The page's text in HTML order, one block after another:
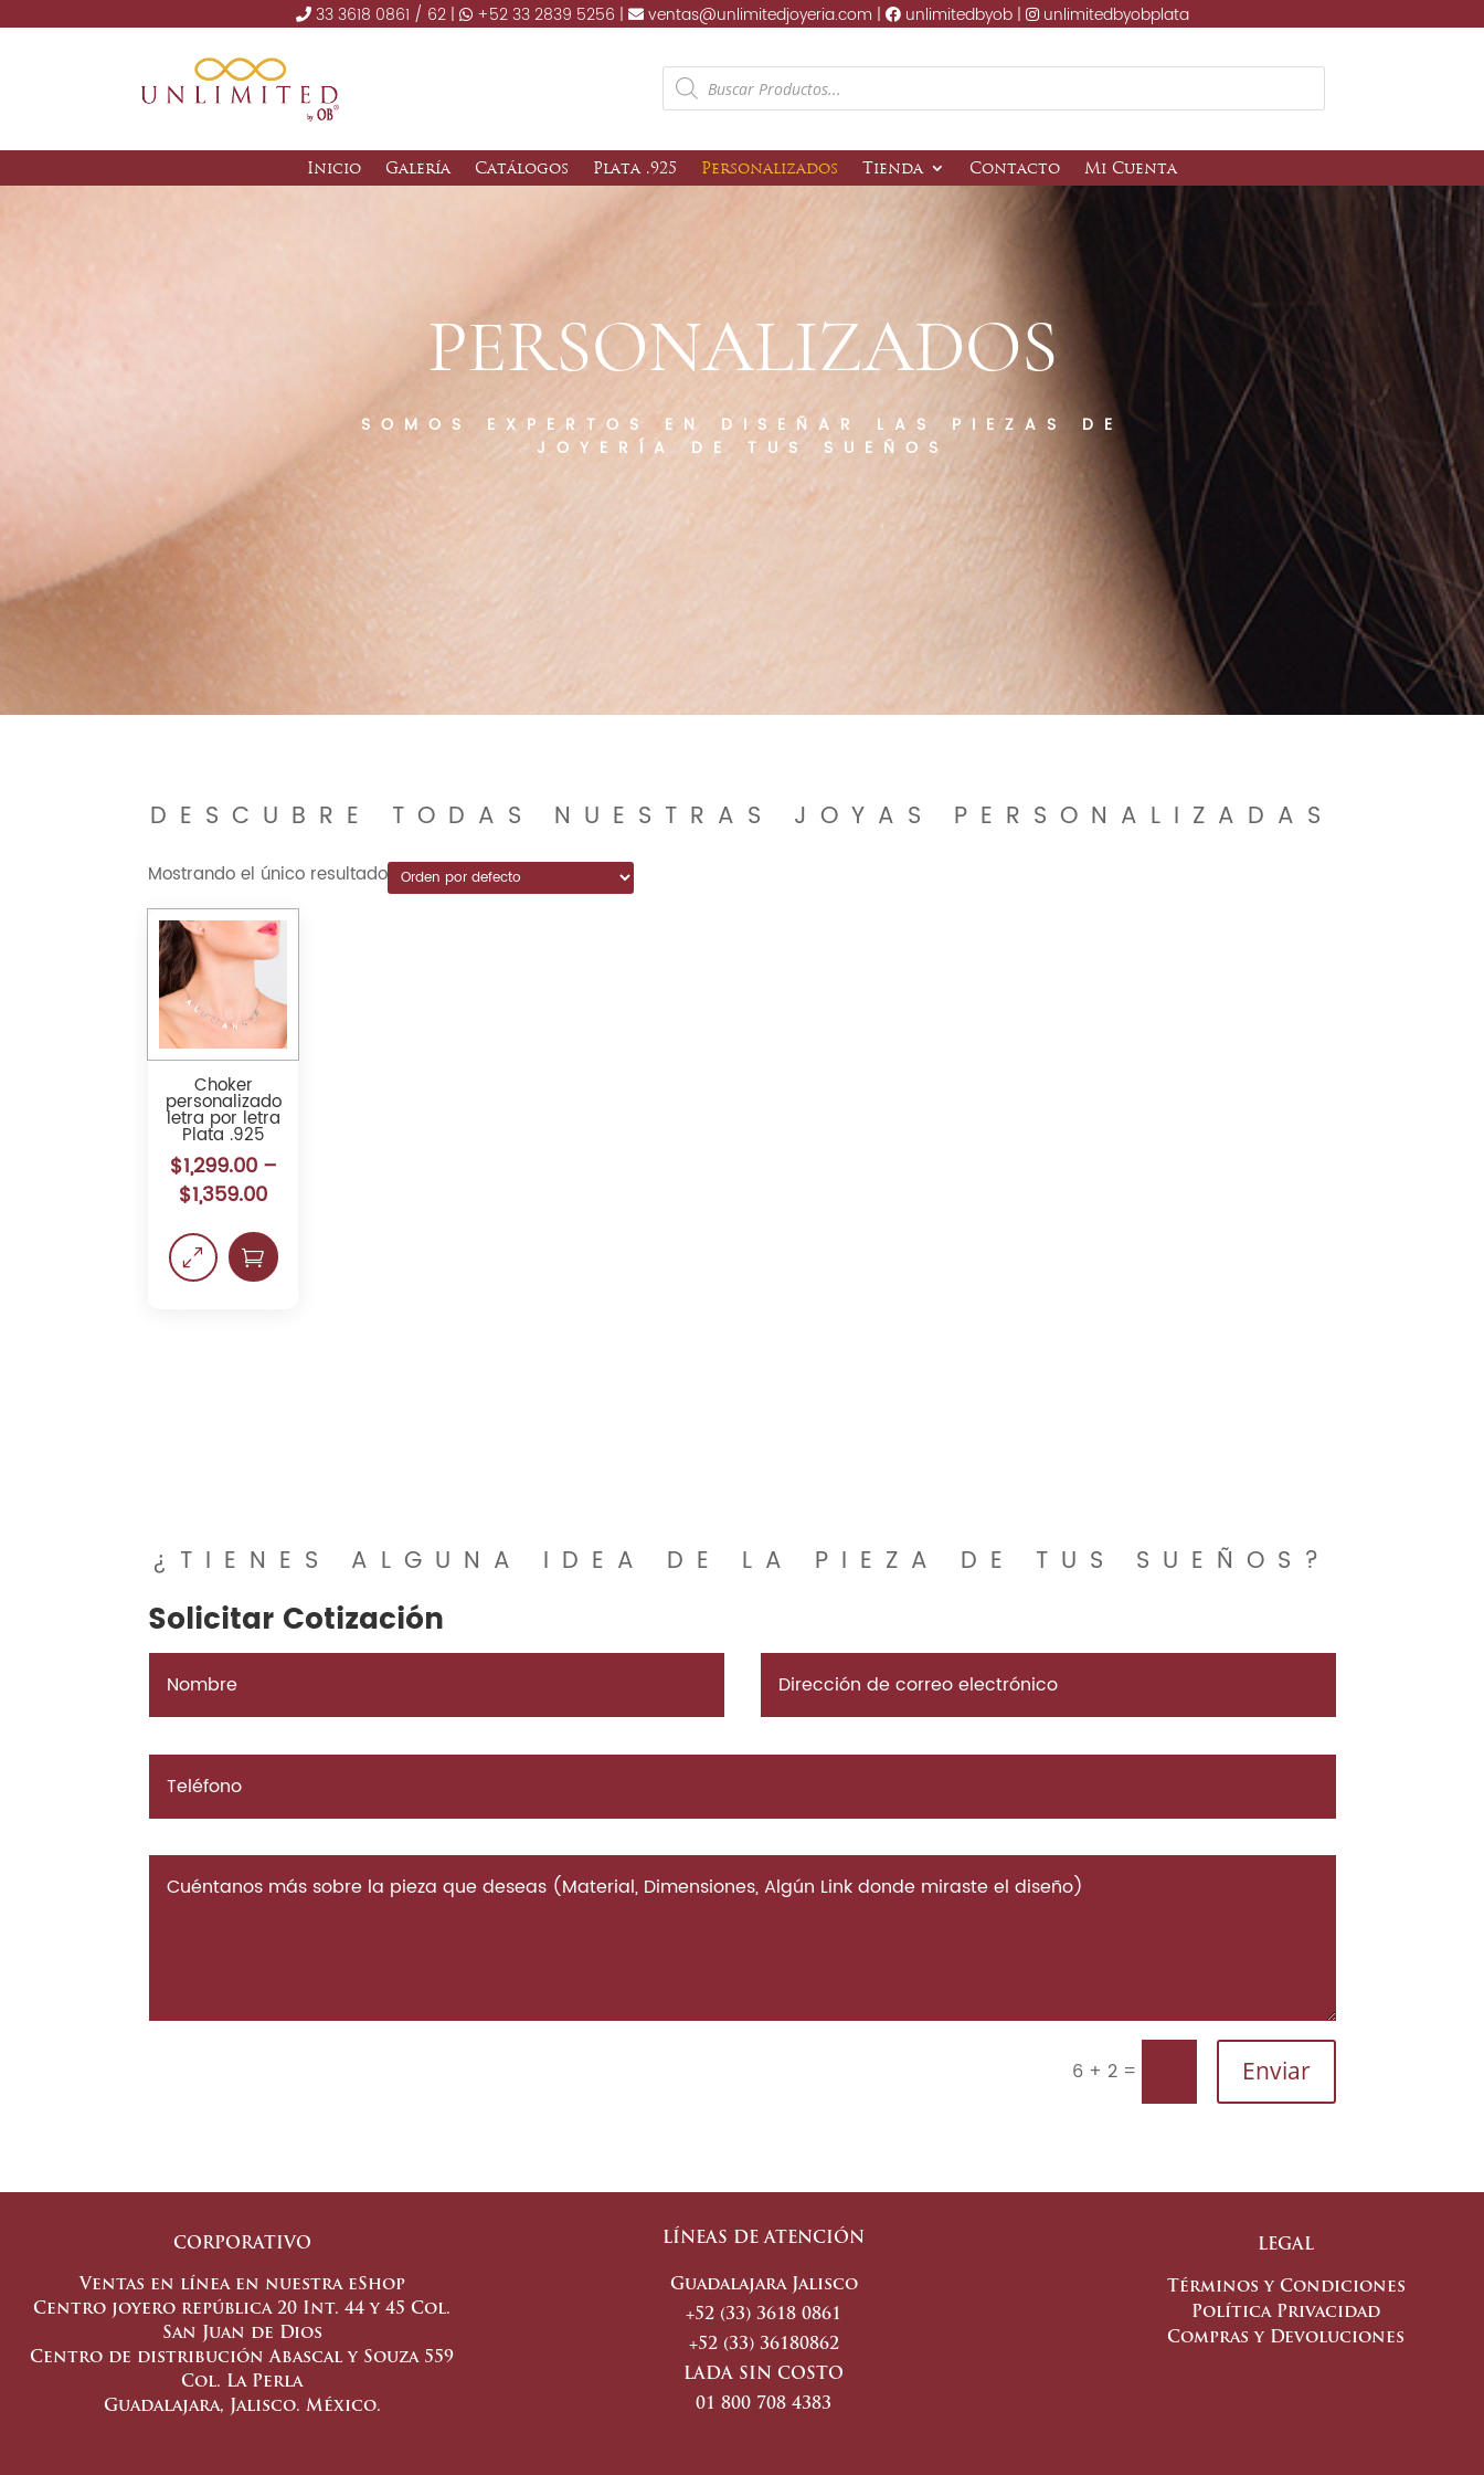
33 3618 0861 / 62 | +52 33 2839 5256 | ventas@unlimitedjoyeria.com | unlimitedbyob | unlimitedbyobplata
Products
search
Inicio Galería Catálogos Plata .925 Personalizados Tienda Contacto Mi Cuenta
PERSONALIZADOS
SOMOS EXPERTOS EN DISEÑAR LAS PIEZAS DE
JOYERÍA DE TUS SUEÑOS
DESCUBRE TODAS NUESTRAS JOYAS PERSONALIZADAS
Mostrando el único resultado
Choker
personalizado
letra por letra
Plata .925
$1,299.00–
$1,359.00
0 
¿TIENES ALGUNA IDEA DE LA PIEZA DE TUS SUEÑOS?
Solicitar Cotización
6 + 2= Enviar
CORPORATIVO
Ventas en línea en nuestra eShop
Centro joyero república 20 Int. 44 y 45 Col.
San Juan de Dios
Centro de distribución Abascal y Souza 559
Col. La Perla
Guadalajara, Jalisco. México.
LÍNEAS DE ATENCIÓN
Guadalajara Jalisco
+52 (33) 3618 0861
+52 (33) 36180862
LADA SIN COSTO
01 800 708 4383
LEGAL
Términos y Condiciones
Política Privacidad
Compras y Devoluciones